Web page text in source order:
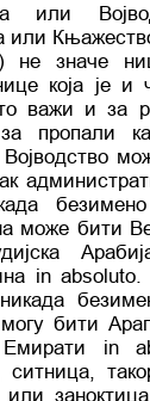
или
или
не значе
која је и
важи и за
пропали
може бити
in
бити
Емирати in
или